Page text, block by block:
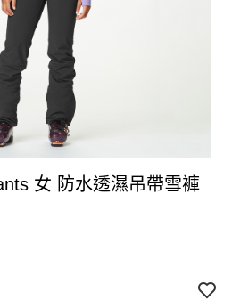
女 防水透濕吊帶雪褲